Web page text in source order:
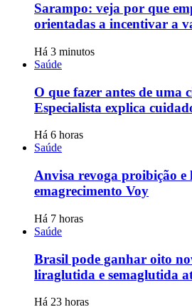
Sarampo: veja por que
orientadas a incentivar a
Há 3 minutos
Saúde
O que fazer antes de uma
Especialista explica
Há 6 horas
Saúde
Anvisa revoga proibição
emagrecimento Voy
Há 7 horas
Saúde
Brasil pode ganhar oito
liraglutida e semaglutida
Há 23 horas